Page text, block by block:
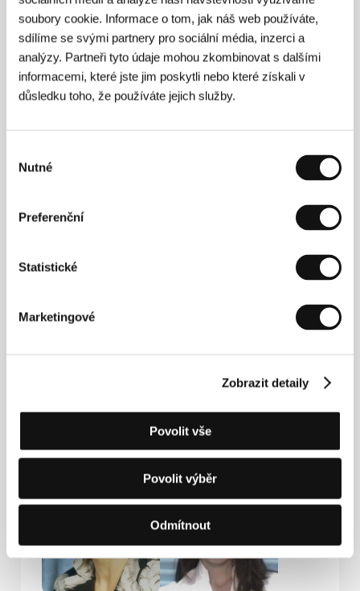
soubory cookie. Informace o tom, jak náš web používáte,
sdílíme se svými partnery pro sociální média, inzerci a
analýzy. Partneři tyto údaje mohou zkombinovat s dalšími
informacemi, které jste jim poskytli nebo které získali v
důsledku toho, že používáte jejich služby.
souhlasu
Nutné
Preferenční
Statistické
Marketingové
Zobrazit detaily
Povolit vše
Povolit výběr
Odmítnout
Kontakty
First Film
Ve struhách 58, 160 00, Praha 6
Česká republika
Tel: +420 777326881
david.prudky@volny.cz
Tel: +420 556 700 801
Falcon a.s.
Tel: +420 224 422 222
E-mail:
Česká republika